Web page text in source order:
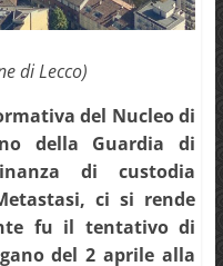
di Lecco)
del Nucleo di
della Guardia di
di custodia
ci si rende
fu il tentativo di
del 2 aprile alla